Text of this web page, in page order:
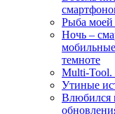
Рыба моей
Ночь –
темноте
Multi-Tool.
Утиные
Влюбился